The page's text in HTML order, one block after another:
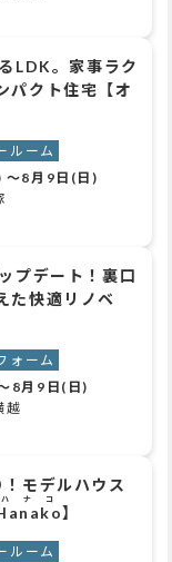
LDK。家事ラク
パクト住宅【オ
ルーム
～8月9日(日)
プデート！裏口
た快適リノベ
ォーム
8月9日(日)
越
モデルハウス
ハナコ
】
ルーム